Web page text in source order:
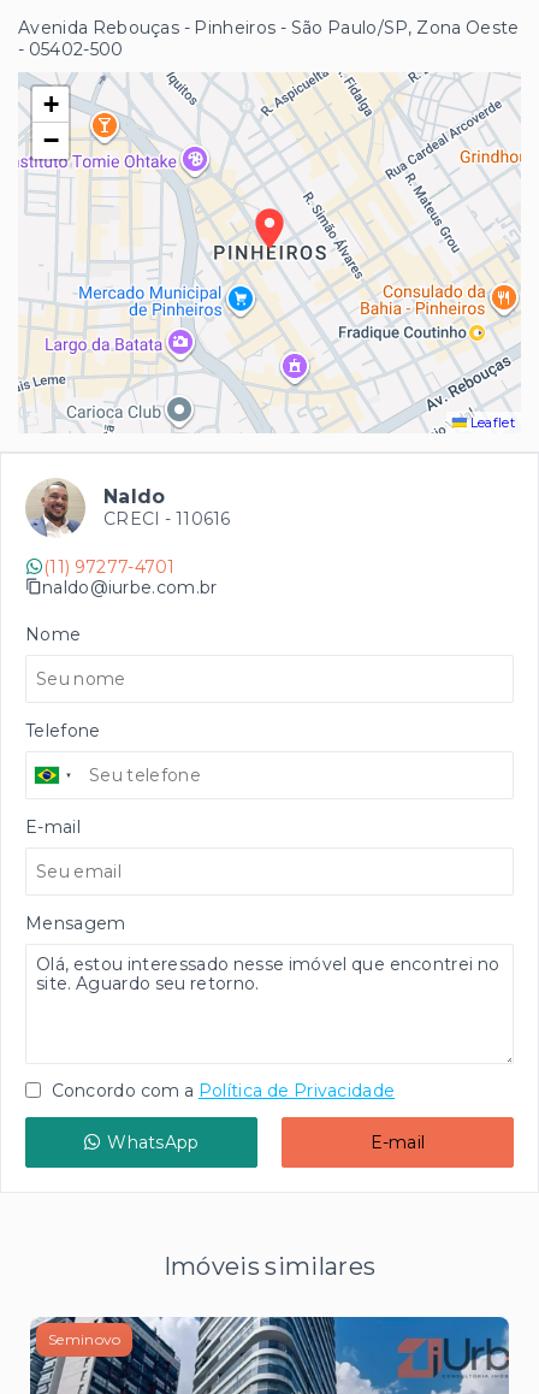
Avenida Rebouças - Pinheiros - São Paulo/SP, Zona Oeste
- 05402-500
+
−
Leaflet
Naldo
CRECI - 110616
(11) 97277-4701
naldo@iurbe.com.br
Nome
Telefone
E-mail
Mensagem
Concordo com a Política de Privacidade
WhatsApp E-mail
Imóveis similares
Seminovo